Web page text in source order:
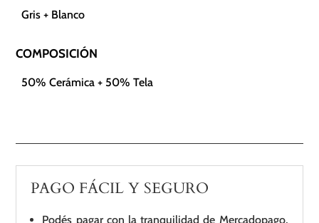
Gris + Blanco
COMPOSICIÓN
50% Cerámica + 50% Tela
PAGO FÁCIL Y SEGURO
Podés pagar con la tranquilidad de Mercadopago,